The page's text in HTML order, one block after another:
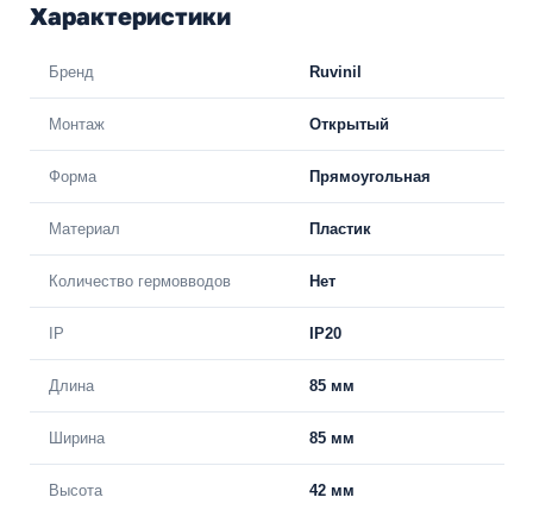
Характеристики
Бренд Ruvinil
Монтаж Открытый
Форма Прямоугольная
Материал Пластик
Количество гермовводов Нет
IP IP20
Длина 85 мм
Ширина 85 мм
Высота 42 мм